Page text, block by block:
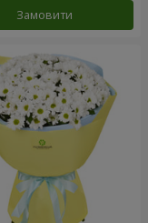
Замовити